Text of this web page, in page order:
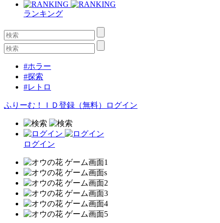
ランキング
#ホラー
#探索
#レトロ
ふりーむ！ＩＤ登録（無料） ログイン
ログイン